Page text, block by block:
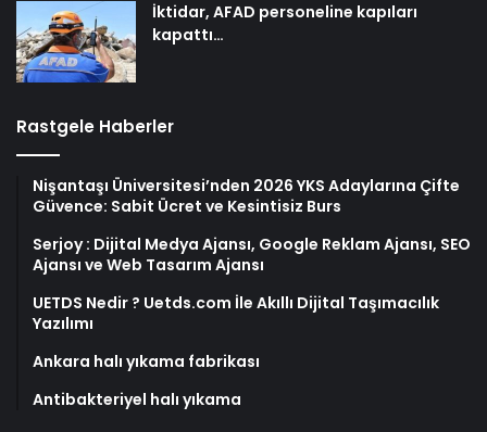
İktidar, AFAD personeline kapıları
kapattı…
Rastgele Haberler
Nişantaşı Üniversitesi’nden 2026 YKS Adaylarına Çifte
Güvence: Sabit Ücret ve Kesintisiz Burs
Serjoy : Dijital Medya Ajansı, Google Reklam Ajansı, SEO
Ajansı ve Web Tasarım Ajansı
UETDS Nedir ? Uetds.com İle Akıllı Dijital Taşımacılık
Yazılımı
Ankara halı yıkama fabrikası
Antibakteriyel halı yıkama